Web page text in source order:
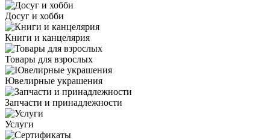
Досуг и хобби
Книги и канцелярия
Товары для взрослых
Ювелирные украшения
Запчасти и принадлежности
Услуги